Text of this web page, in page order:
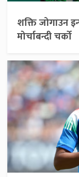
शक्ति जोगाउन
मोर्चाबन्दी चर्को